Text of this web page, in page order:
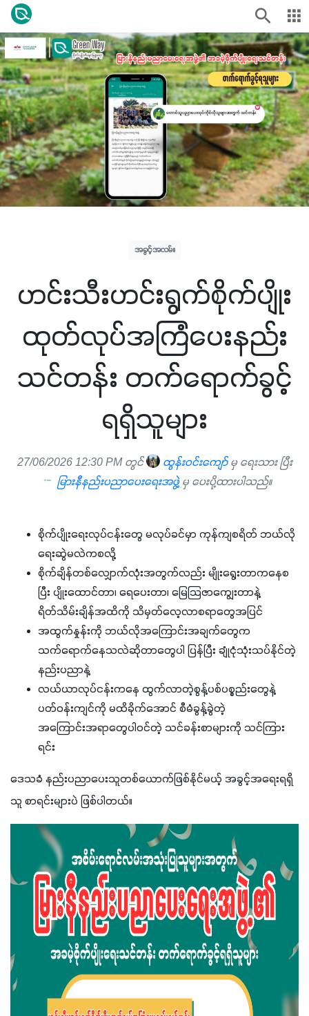
အခွင့်အလမ်း
ဟင်းသီးဟင်းရွက်စိုက်ပျိုး
ထုတ်လုပ်အကြံပေးနည်း
သင်တန်း တက်ရောက်ခွင့်
ရရှိသူများ
27/06/2026 12:30 PM တွင် ထွန်းဝင်းကျော်မှ ရေးသား ပြီး
မြားနီနည်းပညာပေးရေးအဖွဲ့ မှ ပေးပို့ထားပါသည်။
စိုက်ပျိုးရေးလုပ်ငန်းတွေ မလုပ်ခင်မှာ ကုန်ကျစရိတ် ဘယ်လို
ရေးဆွဲမလဲကစလို့
စိုက်ချိန်တစ်လျှောက်လုံးအတွက်လည်း မျိုးရွေးတာကနေစ
ပြီး ပျိုးထောင်တာ၊ ရေပေးတာ၊ မြေသြဇာကျွေးတာနဲ့
ရိတ်သိမ်းချိန်အထိကို သိမှတ်လေ့လာစရာတွေအပြင်
အထွက်နှုန်းကို ဘယ်လိုအကြောင်းအချက်တွေက
သက်ရောက်နေသလဲဆိုတာတွေပါ ပြန်ပြီး ချုံငုံသုံးသပ်နိုင်တဲ့
နည်းပညာနဲ့
လယ်ယာလုပ်ငန်းကနေ ထွက်လာတဲ့စွန့်ပစ်ပစ္စည်းတွေနဲ့
ပတ်ဝန်းကျင်ကို မထိခိုက်အောင် စီမံခွန့်ခွဲတဲ့
အကြောင်းအရာတွေပါဝင်တဲ့ သင်ခန်းစာများကို သင်ကြား
ရင်း
ဒေသခံ နည်းပညာပေးသူတစ်ယောက်ဖြစ်နိုင်မယ့် အခွင့်အရေးရရှိ
သူ စာရင်းများပဲ ဖြစ်ပါတယ်။